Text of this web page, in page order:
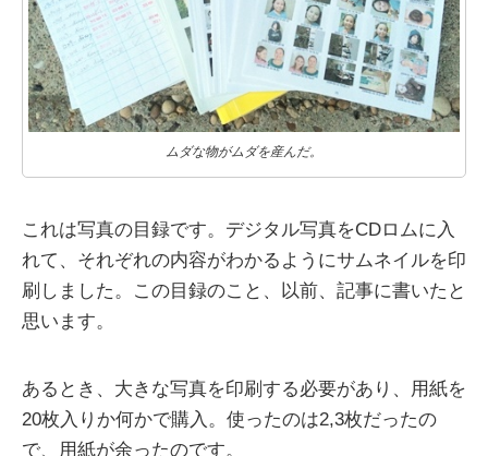
ムダな物がムダを産んだ。
これは写真の目録です。デジタル写真をCDロムに入
れて、それぞれの内容がわかるようにサムネイルを印
刷しました。この目録のこと、以前、記事に書いたと
思います。
あるとき、大きな写真を印刷する必要があり、用紙を
20枚入りか何かで購入。使ったのは2,3枚だったの
で、用紙が余ったのです。